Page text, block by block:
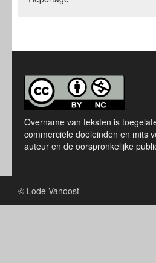
Overname van teksten is
commerciële doeleinden en mits
auteur en de oorspronkelijke
© Lode Vanoost